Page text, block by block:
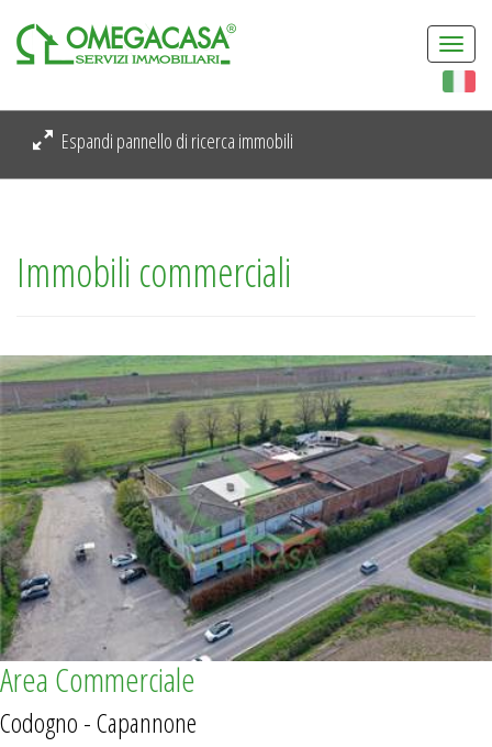
Espandi pannello di ricerca immobili
Immobili commerciali
Area Commerciale
Codogno - Capannone